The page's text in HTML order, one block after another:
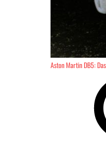
Aston Martin DB5: